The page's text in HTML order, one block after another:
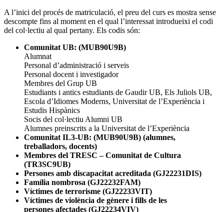
A l’inici del procés de matriculació, el preu del curs es mostra sense
descompte fins al moment en el qual l’interessat introdueixi el codi
del col·lectiu al qual pertany. Els codis són:
Comunitat UB: (MUB90U9B)
Alumnat
Personal d’administració i serveis
Personal docent i investigador
Membres del Grup UB
Estudiants i antics estudiants de Gaudir UB, Els Juliols UB,
Escola d’Idiomes Moderns, Universitat de l’Experiència i
Estudis Hispànics
Socis del col·lectiu Alumni UB
Alumnes preinscrits a la Universitat de l’Experiència
Comunitat IL3-UB: (MUB90U9B) (alumnes,
treballadors, docents)
Membres del TRESC – Comunitat de Cultura
(TR3SC9UB)
Persones amb discapacitat acreditada (GJ22231DIS)
Família nombrosa (GJ22232FAM)
Víctimes de terrorisme (GJ22233VIT)
Víctimes de violència de gènere i fills de les
persones afectades (GJ22234VIV)